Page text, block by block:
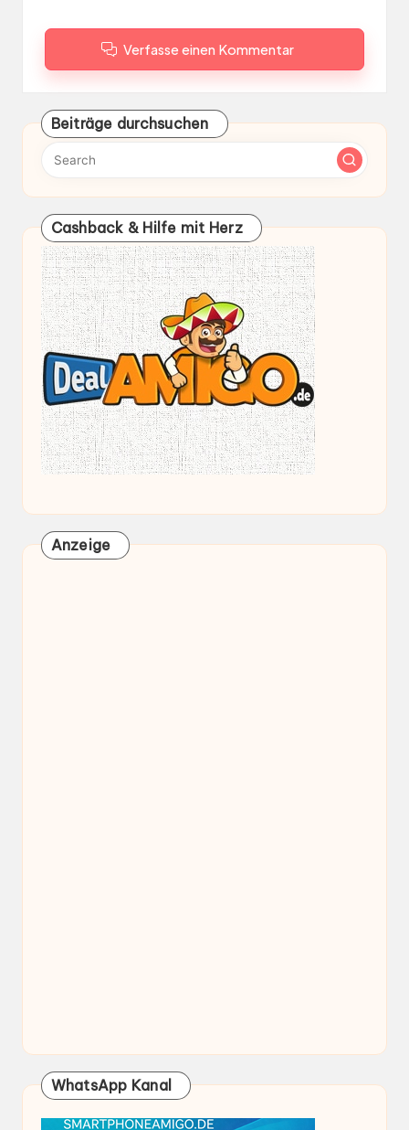
Verfasse einen Kommentar
Beiträge durchsuchen
Cashback & Hilfe mit Herz
Anzeige
WhatsApp Kanal